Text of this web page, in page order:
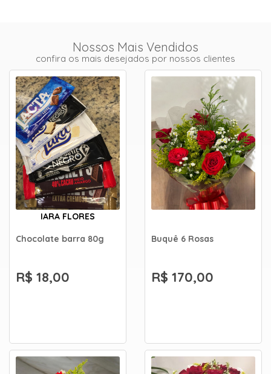
Nossos Mais Vendidos
confira os mais desejados por nossos clientes
IARA FLORES
Chocolate barra 80g
R$ 18,00
Buquê 6 Rosas
R$ 170,00